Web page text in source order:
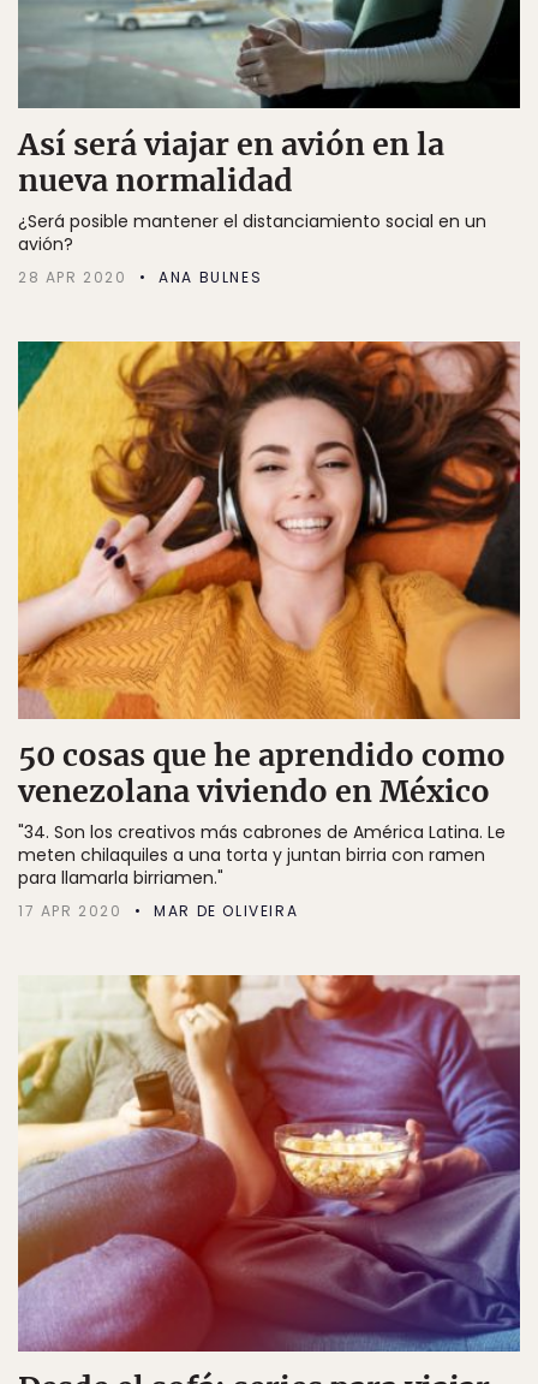
Así será viajar en avión en la
nueva normalidad
¿Será posible mantener el distanciamiento social en un
avión?
28 APR 2020 ANA BULNES
50 cosas que he aprendido como
venezolana viviendo en México
"34. Son los creativos más cabrones de América Latina. Le
meten chilaquiles a una torta y juntan birria con ramen
para llamarla birriamen."
17 APR 2020 MAR DE OLIVEIRA